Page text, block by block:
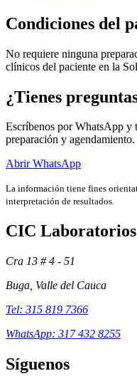
Condiciones del
No requiere ninguna
clínicos del paciente en la
¿Tienes
Escríbenos por WhatsApp y
preparación y agendamiento.
Abrir WhatsApp
La información tiene fines
interpretación de resultados.
CIC Laboratorios
Cra 13 # 4 - 51
Buga, Valle del Cauca
Tel: 315 819 7366
WhatsApp: 317 432 8255
Síguenos